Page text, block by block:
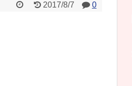
2017/8/7 0